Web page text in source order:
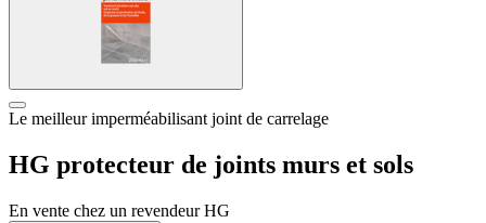
Le meilleur imperméabilisant joint de carrelage
HG protecteur de joints murs et sols
En vente chez un revendeur HG